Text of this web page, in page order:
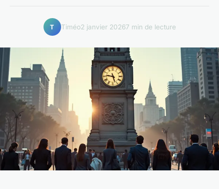
T Timéo2 janvier 20267 min de lecture